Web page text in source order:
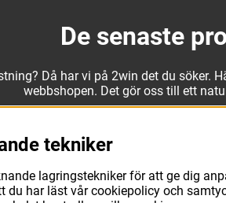
De senaste
Då har vi på 2win det du söker.
webbshopen. Det gör oss till ett
skosortiment inom basket kan vi
komplettera med basketkläder från
utanför planen. Oavsett vad
tekniker
lagringstekniker för att ge dig
du har läst vår cookiepolicy och